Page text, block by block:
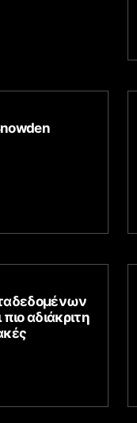
αδιάκριτη